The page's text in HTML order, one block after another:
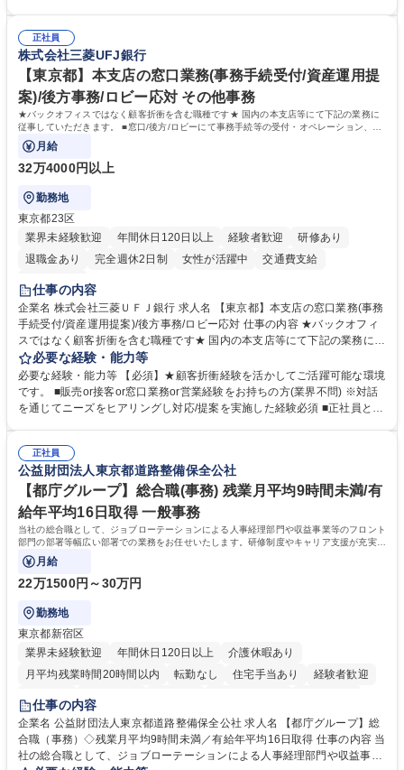
の他に担当頂く業務が発生する場合があります。 募集職種 【営業事務】
業務職/三井物産グループ/平均残業時間10H/完全週休2日
ション力がある方。 ・チャレンジを厭わず、粘り強く業務に取り組める
方。多様な関係者と謙虚に信頼関係を構築でき、期限を意識したスケジュ
ール管理が出来る方。※将来的に他部署（営業部門、コーポレート部門）
へのジョブローテーションの可能性があります。 学歴・資格 学歴：大学
院 大学 語学力： 資格：宅地建物取引士
正社員
株式会社三菱UFJ銀行
【東京都】本支店の窓口業務(事務手続受付/資産運用提
案)/後方事務/ロビー応対 その他事務
★バックオフィスではなく顧客折衝を含む職種です★ 国内の本支店等にて下記の業務に
従事していただきます。 ■窓口/後方/ロビーにて事務手続等の受付・オペレーション、お
客様対応
月給
32万4000円以上
勤務地
東京都23区
業界未経験歓迎
年間休日120日以上 経験者歓迎
研修あり
退職金あり
完全週休2日制 女性が活躍中
交通費支給
土日祝休み
仕事の内容
企業名 株式会社三菱ＵＦＪ銀行 求人名 【東京都】本支店の窓口業務(事務
手続受付/資産運用提案)/後方事務/ロビー応対 仕事の内容 ★バックオフィ
スではなく顧客折衝を含む職種です★ 国内の本支店等にて下記の業務に従
事していただきます。 ■窓口/後方/ロビーにて事務手続等の受付・オペレ
ーション、お客様対応 ■窓口にて、ご来店された個人のお客様に対して金
融商品のご提案 ■効率的な事務運用の検討・構築等 ≪業務紹介：ご応募前
に必ずご覧ください≫ ※記事 https://www.mysite.bk.mufg.jp/career/circle/
必要な経験・能力等
必要な経験・能力等 【必須】★顧客折衝経験を活かしてご活躍可能な環境
です。 ■販売or接客or窓口業務or営業経験をお持ちの方(業界不問) ※対話
を通じてニーズをヒアリングし対応/提案を実施した経験必須 ■正社員とし
るので安心して入行いただけます。 幅広いキャリアの選択肢があり、公募
や社内副業等を活用し、 一人ひとりが挑戦できるカルチャーが浸透してい
ます。 学歴・資格 学歴：大学院 大学 高専 短大 専修学校 高校 語学力：
資格：
正社員
公益財団法人東京都道路整備保全公社
【都庁グループ】総合職(事務) 残業月平均9時間未満/有
給年平均16日取得 一般事務
当社の総合職として、ジョブローテーションによる人事経理部門や収益事業等のフロント
部門の部署等幅広い部署での業務をお任せいたします。研修制度やキャリア支援が充実し
ております！ ※下記業務詳細
月給
22万1500円～30万円
勤務地
東京都新宿区
業界未経験歓迎
年間休日120日以上
介護休暇あり
月平均残業時間20時間以内
転勤なし 住宅手当あり
経験者歓迎
研修あり
退職金あり
駅近5分以内
資格取得手当あり 食事補助あり
仕事の内容
企業名 公益財団法人東京都道路整備保全公社 求人名 【都庁グループ】総
合職（事務）◇残業月平均9時間未満／有給年平均16日取得 仕事の内容 当
社の総合職として、ジョブローテーションによる人事経理部門や収益事業